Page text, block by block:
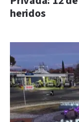
heridos